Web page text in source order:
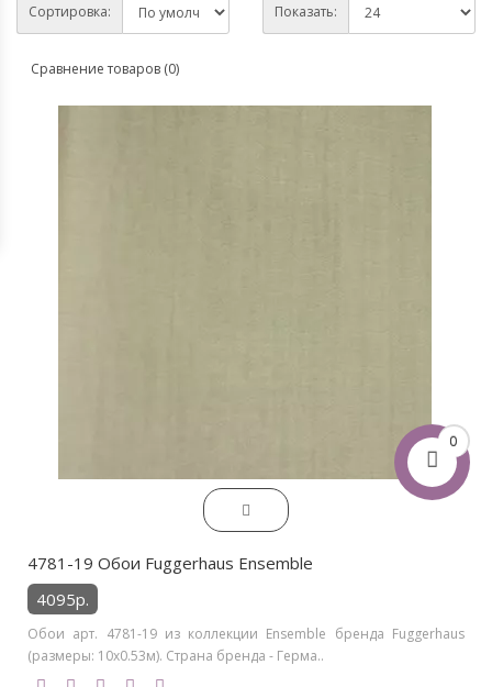
0
Сортировка: Показать:
Сравнение товаров (0)
4781-19 Обои Fuggerhaus Ensemble
4095р.
Обои арт. 4781-19 из коллекции Ensemble бренда Fuggerhaus
(размеры: 10х0.53м). Страна бренда - Герма..